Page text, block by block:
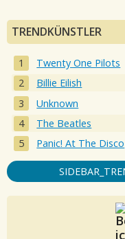
TRENDKÜNSTLER
Twenty One Pilots
Billie Eilish
Unknown
The Beatles
Panic! At The Disco